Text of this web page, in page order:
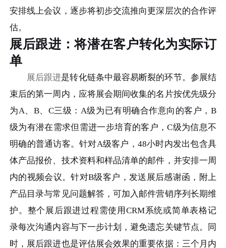
安排线上会议，逐步将初步交流推向更深层次的合作评
估。
展后跟进：将潜在客户转化为实际订
单
展后跟进是转化链条中最容易断裂的环节。参展结
束后的第一周内，应将展会期间收集的名片按优先级分
为A、B、C三级：A级为已有明确合作意向的客户，B
级为有潜在需求但需进一步培育的客户，C级为信息不
明确的普通访客。针对A级客户，48小时内发出包含具
体产品报价、技术资料和样品清单的邮件，并安排一周
内的视频会议。针对B级客户，发送展后感谢函，附上
产品目录与常见问题解答，可加入邮件营销序列长期维
护。整个展后跟进过程需使用CRM系统或简单表格记
录每次沟通内容与下一步计划，避免遗忘关键节点。同
时，展后跟进也是评估展会效果的重要依据：三个月内